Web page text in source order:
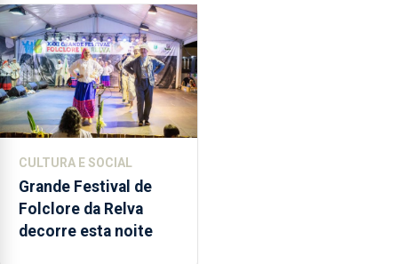
CULTURA E SOCIAL
Grande Festival de
Folclore da Relva
decorre esta noite